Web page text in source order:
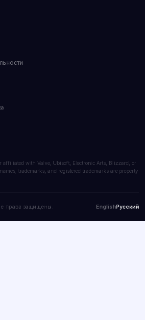
affiliated with Valve, Ubisoft, Electronic Arts, Blizzard, or
trademarks, and registered trademarks are property
права защищены. EnglishРусский